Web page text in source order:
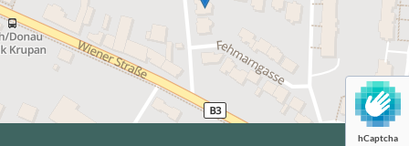
hCaptcha